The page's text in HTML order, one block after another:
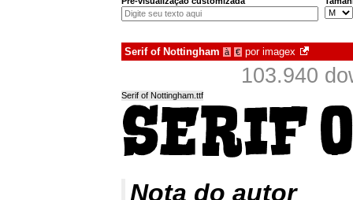
Serif of Nottingham à € por imagex
103.940
Serif of Nottingham.ttf
Nota do autor